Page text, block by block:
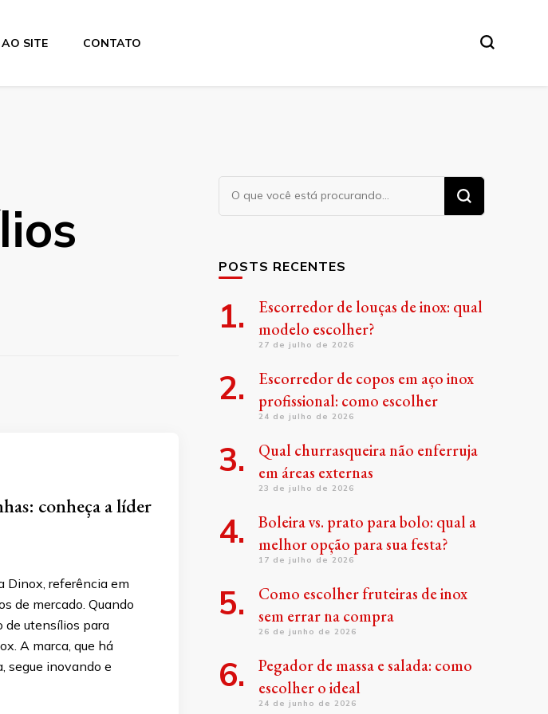
SITE CONTATO
conheça a líder
Dinox, referência em
de mercado. Quando
de utensílios para
A marca, que há
segue inovando e
Procurando
algo?
POSTS RECENTES
Escorredor de louças de inox: qual
modelo escolher?
27 de julho de 2026
Escorredor de copos em aço inox
profissional: como escolher
24 de julho de 2026
Qual churrasqueira não enferruja
em áreas externas
23 de julho de 2026
Boleira vs. prato para bolo: qual a
melhor opção para sua festa?
17 de julho de 2026
Como escolher fruteiras de inox
sem errar na compra
26 de junho de 2026
Pegador de massa e salada: como
escolher o ideal
24 de junho de 2026